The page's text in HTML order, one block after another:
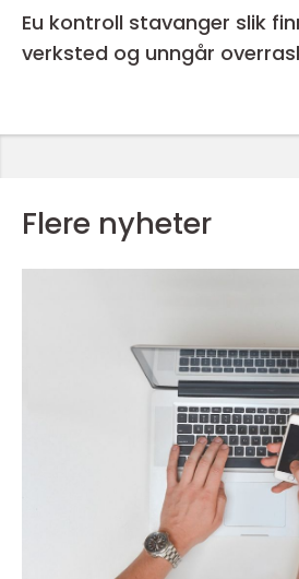
Eu kontroll stavanger slik finner du riktig
verksted og unngår
Flere nyheter